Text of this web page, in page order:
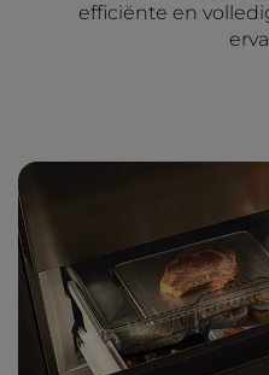
efficiënte en